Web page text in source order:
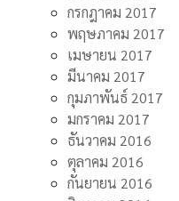
กรกฎาคม 2017
พฤษภาคม 2017
เมษายน 2017
มีนาคม 2017
กุมภาพันธ์ 2017
มกราคม 2017
ธันวาคม 2016
ตุลาคม 2016
กันยายน 2016